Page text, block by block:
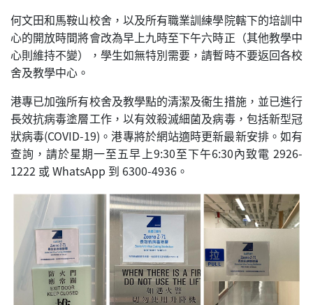
何文田和馬鞍山校舍，以及所有職業訓練學院轄下的培訓中
心的開放時間將會改為早上九時至下午六時正（其他教學中
心則維持不變），學生如無特別需要，請暫時不要返回各校
舍及教學中心。
港專已加強所有校舍及教學點的清潔及衞生措施，並已進行
長效抗病毒塗層工作，以有效殺滅細菌及病毒，包括新型冠
狀病毒(COVID-19)。港專將於網站適時更新最新安排。如有
查詢，請於星期一至五早上9:30至下午6:30內致電 2926-
1222 或 WhatsApp 到 6300-4936。